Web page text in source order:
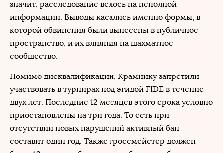
значит, расследование велось на неполной
информации. Выводы касались именно формы, в
которой обвинения были вынесены в публичное
пространство, и их влияния на шахматное
сообщество.
Помимо дисквалификации, Крамнику запретили
участвовать в турнирах под эгидой FIDE в течение
двух лет. Последние 12 месяцев этого срока условно
приостановлены на три года. То есть при
отсутствии новых нарушений активный бан
составит один год. Также гроссмейстер должен